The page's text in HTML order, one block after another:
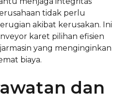
tidak perlu
akibat kerusakan. Ini
karet pilihan efisien
yang menginginkan
biaya.
dan